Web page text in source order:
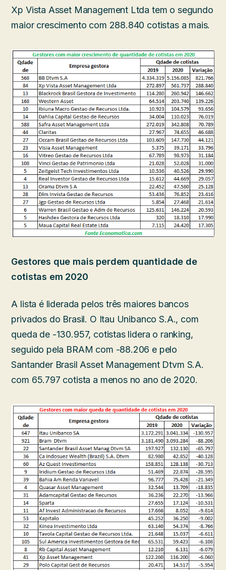
Xp Vista Asset Management Ltda tem o segundo
maior crescimento com 288.840 cotistas a mais.
Gestores que mais perdem quantidade de
cotistas em 2020
A lista é liderada pelos três maiores bancos
privados do Brasil. O Itau Unibanco S.A., com
queda de -130.957, cotistas lidera o ranking,
seguido pela BRAM com -88.206 e pelo
Santander Brasil Asset Management Dtvm S.A.
com 65.797 cotista a menos no ano de 2020.